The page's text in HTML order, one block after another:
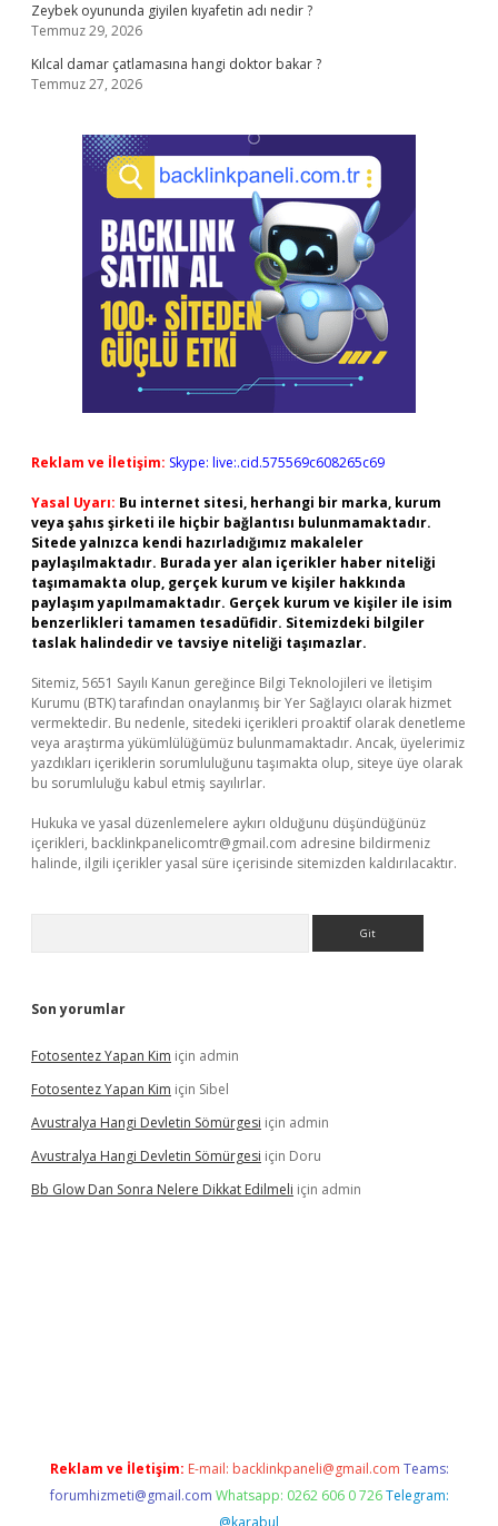
Zeybek oyununda giyilen kıyafetin adı nedir ?
Temmuz 29, 2026
Kılcal damar çatlamasına hangi doktor bakar ?
Temmuz 27, 2026
Reklam ve İletişim: Skype: live:.cid.575569c608265c69
Yasal Uyarı: Bu internet sitesi, herhangi bir marka, kurum
veya şahıs şirketi ile hiçbir bağlantısı bulunmamaktadır.
Sitede yalnızca kendi hazırladığımız makaleler
paylaşılmaktadır. Burada yer alan içerikler haber niteliği
taşımamakta olup, gerçek kurum ve kişiler hakkında
paylaşım yapılmamaktadır. Gerçek kurum ve kişiler ile isim
benzerlikleri tamamen tesadüfidir. Sitemizdeki bilgiler
taslak halindedir ve tavsiye niteliği taşımazlar.
Sitemiz, 5651 Sayılı Kanun gereğince Bilgi Teknolojileri ve İletişim
Kurumu (BTK) tarafından onaylanmış bir Yer Sağlayıcı olarak hizmet
vermektedir. Bu nedenle, sitedeki içerikleri proaktif olarak denetleme
veya araştırma yükümlülüğümüz bulunmamaktadır. Ancak, üyelerimiz
yazdıkları içeriklerin sorumluluğunu taşımakta olup, siteye üye olarak
bu sorumluluğu kabul etmiş sayılırlar.
Hukuka ve yasal düzenlemelere aykırı olduğunu düşündüğünüz
içerikleri, backlinkpanelicomtr@gmail.com adresine bildirmeniz
halinde, ilgili içerikler yasal süre içerisinde sitemizden kaldırılacaktır.
Son yorumlar
Fotosentez Yapan Kim için admin
Fotosentez Yapan Kim için Sibel
Avustralya Hangi Devletin Sömürgesi için admin
Avustralya Hangi Devletin Sömürgesi için Doru
Bb Glow Dan Sonra Nelere Dikkat Edilmeli için admin
Reklam ve İletişim: E-mail: backlinkpaneli@gmail.com Teams:
forumhizmeti@gmail.com Whatsapp: 0262 606 0 726 Telegram:
@karabul